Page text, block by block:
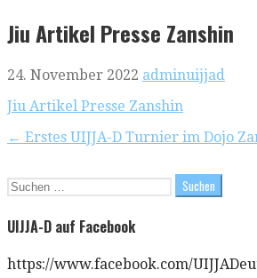
Jiu Artikel Presse Zanshin
24. November 2022 adminuijjad
Jiu Artikel Presse Zanshin
Beitragsnavigation
← Erstes UIJJA-D Turnier im Dojo
Suchen
UIJJA-D auf Facebook
https://www.facebook.com/